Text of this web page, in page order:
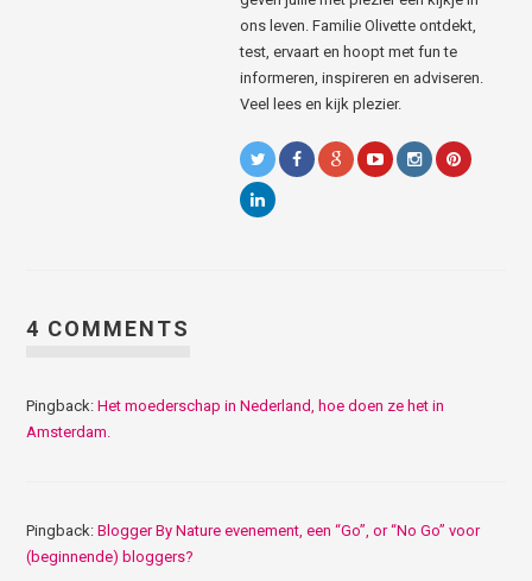
ons leven. Familie Olivette ontdekt,
test, ervaart en hoopt met fun te
informeren, inspireren en adviseren.
Veel lees en kijk plezier.
4 COMMENTS
Pingback:Het moederschap in Nederland, hoe doen ze het in
Amsterdam.
Pingback:Blogger By Nature evenement, een “Go”, or “No Go” voor
(beginnende) bloggers?